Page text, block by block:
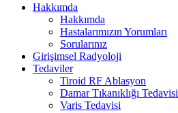
Hakkımda
Hakkımda
Hastalarımızın Yorumları
Sorularınız
Girişimsel Radyoloji
Tedaviler
Tiroid RF Ablasyon
Damar Tıkanıklığı Tedavisi
Varis Tedavisi